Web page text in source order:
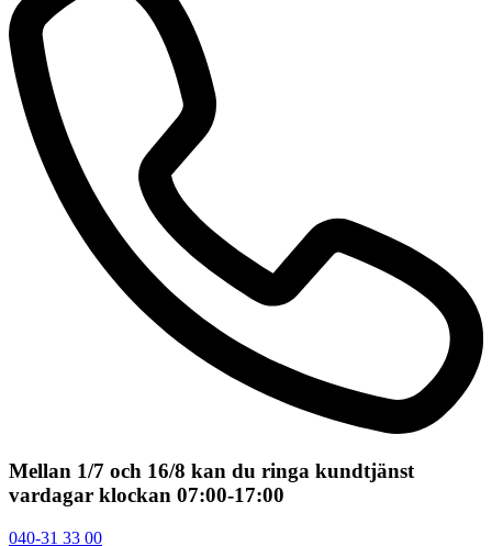
Mellan 1/7 och 16/8 kan du ringa kundtjänst
vardagar klockan 07:00-17:00
040-31 33 00